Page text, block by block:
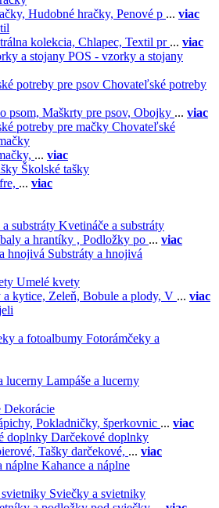
Hudobné hračky, Penové p ... viac
kolekcia, Chlapec, Textil pr ... viac
POS - vzorky a stojany
Chovateľské potreby
psom, Maškrty pre psov, Obojky ... viac
Chovateľské
... viac
Školské tašky
... viac
Kvetináče a substráty
a hrantíky , Podložky po ... viac
Substráty a hnojivá
Umelé kvety
a kytice, Zeleň, Bobule a plody, V ... viac
Fotorámčeky a
Lampáše a lucerny
Dekorácie
Pokladničky, šperkovnic ... viac
Darčekové doplnky
Tašky darčekové, ... viac
Kahance a náplne
Sviečky a svietniky